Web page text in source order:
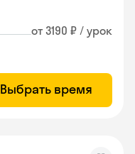
от 3190 ₽ / урок
Выбрать время